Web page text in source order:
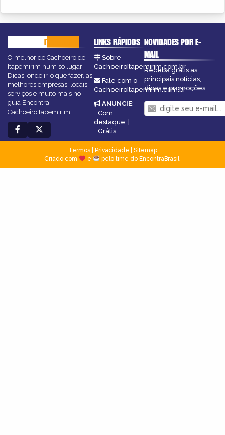
ITAPEMIRIM
O melhor de Cachoeiro de
Itapemirim num só lugar!
Dicas, onde ir, o que fazer, as
melhores empresas, locais,
serviços e muito mais no
guia Encontra
CachoeiroItapemirim.
LINKS RÁPIDOS
Sobre
CachoeiroItapemirim.com.br
Fale com o
CachoeiroItapemirim.com.br
ANUNCIE:
Com
destaque |
Grátis
NOVIDADES POR E-
MAIL
Receba grátis as
principais notícias,
dicas e promoções
Termos| Privacidade
Sitemap
Criado com
e pelo time do EncontraBrasil